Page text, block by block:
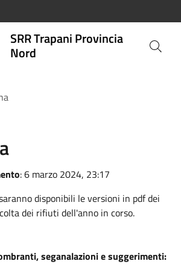
SRR Trapani Provincia
Nord
: 6 marzo 2024, 23:17
disponibili le versioni in pdf dei
dei rifiuti dell'anno in corso.
seganalazioni e suggerimenti: